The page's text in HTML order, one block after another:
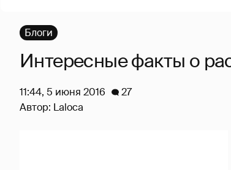
Блоги
Интересные факты о
11:44, 5 июня 2016
27
Автор: Laloca